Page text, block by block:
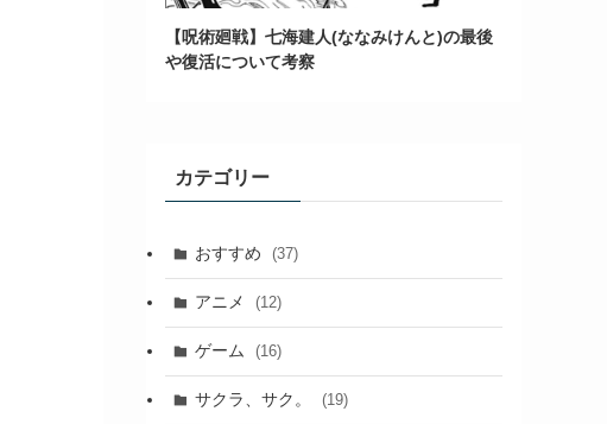
【呪術廻戦】七海建人(ななみけんと)の最後
や復活について考察
カテゴリー
おすすめ (37)
アニメ (12)
ゲーム (16)
サクラ、サク。 (19)